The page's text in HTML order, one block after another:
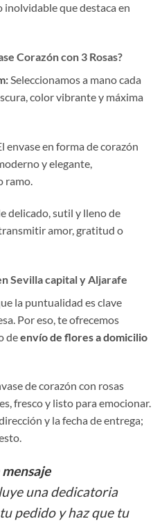
inolvidable que destaca en
Corazón con 3 Rosas?
Seleccionamos a mano cada
color vibrante y máxima
envase en forma de corazón
y elegante,
ramo.
delicado, sutil y lleno de
amor, gratitud o
Sevilla capital y Aljarafe
la puntualidad es clave
Por eso, te ofrecemos
deenvío de flores a domicilio
de corazón con rosas
fresco y listo para emocionar.
y la fecha de entrega;
una dedicatoria
pedido y haz que tu